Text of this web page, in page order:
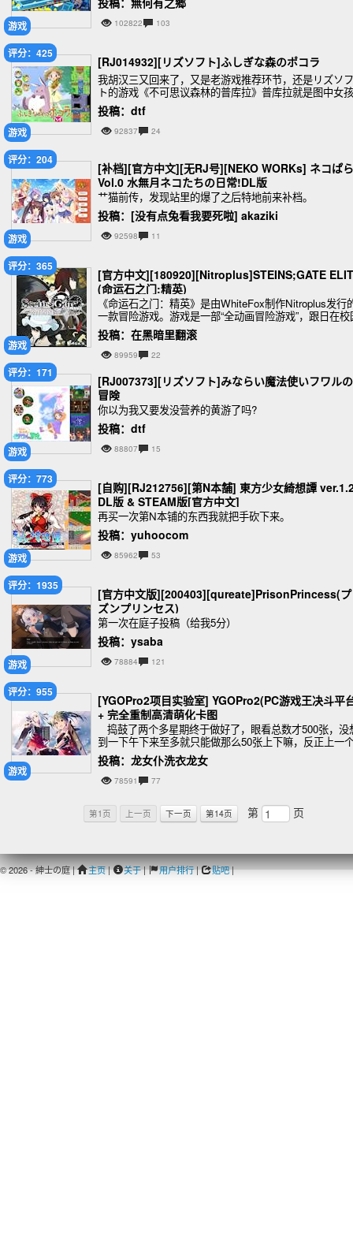
游戏 102822 103
游戏
评分：425
[RJ014932][リズソフト]ふしぎな森のポコラ
我胡汉三又回来了，又是老游戏推荐环节，还是リズソフ
ト的游戏《不可思议森林的普库拉》普库拉就是图中女孩
旁边长得和兔子一样的妖精。
投稿：dtf
92837 24
游戏
评分：204
[补档][官方中文][无RJ号][NEKO WORKs] ネコぱら
Vol.0 水無月ネコたちの日常!DL版
艹猫前传，发现站里的爆了之后特地前来补档。
投稿：[没有点兔看我要死啦] akaziki
92598 11
游戏
评分：365
[官方中文][180920][Nitroplus]STEINS;GATE
(命运石之门:精英)
《命运石之门：精英》是由WhiteFox制作Nitroplus发行
一款冒险游戏。游戏是一部“全动画冒险游戏”，跟日在校
系列差不多。据介绍，《命运石之门》TV动画24章的每
秒内容都将包含在游戏中，
投稿：在黑暗里翻滚
89959 22
游戏
评分：171
[RJ007373][リズソフト]みならい魔法使いフワルの
冒険
你以为我又要发没营养的黄游了吗?
投稿：dtf
88807 15
游戏
评分：773
[自购][RJ212756][第N本舗] 東方少女綺想譚
DL版 & STEAM版[官方中文]
再买一次第N本铺的东西我就把手砍下来。
投稿：yuhoocom
85962 53
游戏
评分：1935
[官方中文版][200403][qureate]PrisonPrincess(
ズンプリンセス)
第一次在庭子投稿（给我5分）
投稿：ysaba
78884 121
游戏
评分：955
[YGOPro2项目实验室] YGOPro2(PC游戏王决斗平
+ 完全重制高清萌化卡图
捣鼓了两个多星期终于做好了，眼看总数才500张，没
到一下午下来至多就只能做那么50张上下嘛，反正上一
本喵发的版本不好用了，回去玩pro1又显得有点守旧，
来尝试下pro
投稿：龙女仆洗衣龙女
78591 77
第1页 上一页 下一页 第14页 第 页
© 2026 - 紳士の庭 | 主页| 关于| 用户排行| 贴吧|